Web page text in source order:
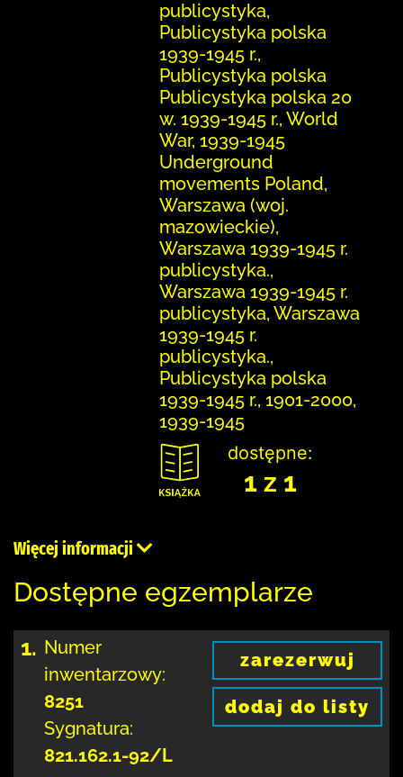
publicystyka,
Publicystyka polska
1939-1945 r.,
Publicystyka polska
Publicystyka polska 20
w. 1939-1945 r., World
War, 1939-1945
Underground
movements Poland,
Warszawa (woj.
mazowieckie),
Warszawa 1939-1945 r.
publicystyka.,
Warszawa 1939-1945 r.
publicystyka, Warszawa
1939-1945 r.
publicystyka.,
Publicystyka polska
1939-1945 r., 1901-2000,
1939-1945
dostępne:
1 z 1
Więcej informacji
Dostępne egzemplarze
1. Numer
inwentarzowy:
8251
Sygnatura:
821.162.1-92/L
zarezerwuj
dodaj do listy